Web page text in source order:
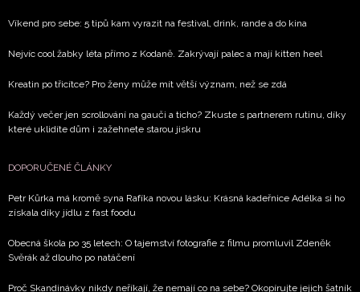
Víkend pro sebe: 5 tipů kam vyrazit na festival, drink, rande a do kina
Nejvíc cool žabky léta přímo z Kodaně. Zakrývají palec a mají kitten heel
Kreatin po třicítce? Pro ženy může mít větší význam, než se zdá
Každý večer jen scrollování na gauči a ticho? Zkuste s partnerem rutinu, díky
které uklidíte dům i zažehnete starou jiskru
DOPORUČENÉ ČLÁNKY
Petr Kůrka má kromě syna Rafíka novou lásku: Krásná kadeřnice Adélka si ho
získala díky jídlu z fast foodu
Obecná škola po 35 letech: O tajemství fotografie z filmu promluvil Zdeněk
Svěrák až dlouho po natáčení
Proč Skandinávky nikdy neříkají, že nemají co na sebe? Okopírujte jejich šatník